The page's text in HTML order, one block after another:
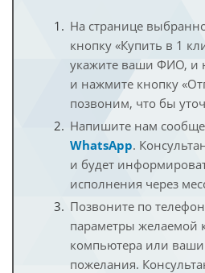
На странице
кнопку «Купить в 1
укажите ваши ФИО, и
и нажмите кнопку
позвоним, что бы
Напишите нам
WhatsApp.
и будет
исполнения через
Позвоните по
параметры желаемой
компьютера или
пожелания.